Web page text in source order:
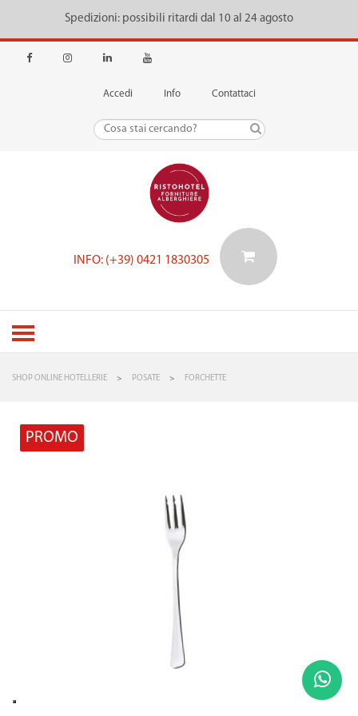
Spedizioni: possibili ritardi dal 10 al 24 agosto
Accedi Info Contattaci
INFO: (+39) 0421 1830305
SHOP ONLINE HOTELLERIE > POSATE > FORCHETTE
PROMO